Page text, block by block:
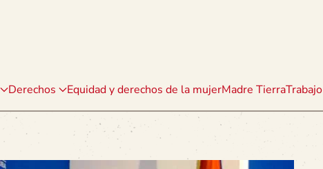
Derechos Equidad y derechos de la mujerMadre TierraTrabajo